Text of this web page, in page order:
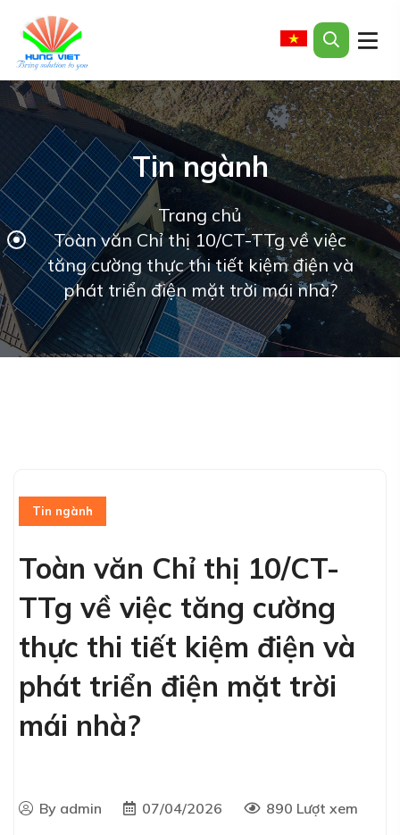
Tin ngành
Trang chủ
Toàn văn Chỉ thị 10/CT-TTg về việc
tăng cường thực thi tiết kiệm điện và
phát triển điện mặt trời mái nhà?
Tin ngành
Toàn văn Chỉ thị 10/CT-
TTg về việc tăng cường
thực thi tiết kiệm điện và
phát triển điện mặt trời
mái nhà?
By admin 07/04/2026 890 Lượt xem